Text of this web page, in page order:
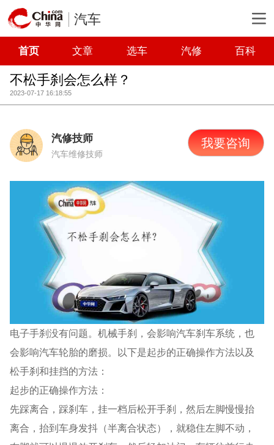
汽车
首页 文章 选车 汽修 百科
不松手刹会怎么样？
2023-07-17 16:18:55
汽修技师
汽车维修技师
我要咨询
电子手刹没有问题。机械手刹，会影响汽车刹车系统，也
会影响汽车轮胎的磨损。以下是起步的正确操作方法以及
松手刹和挂挡的方法：
起步的正确操作方法：
先踩离合，踩刹车，挂一档后松开手刹，然后左脚慢慢抬
离合，抬到车身发抖（半离合状态），就稳住左脚不动，